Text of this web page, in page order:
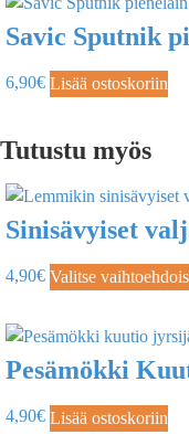
Savic Sputnik
6,90€ Lisää ostoskoriin
Tutustu myös
Sinisävyiset
4,90€ Valitse
Pesämökki
4,90€ Lisää ostoskoriin